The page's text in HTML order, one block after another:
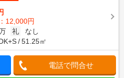
12,000円
礼
なし
51.25㎡
電話で問合せ